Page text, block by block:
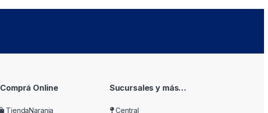
Comprá Online
TiendaNaranja
Sucursales y más…
Central